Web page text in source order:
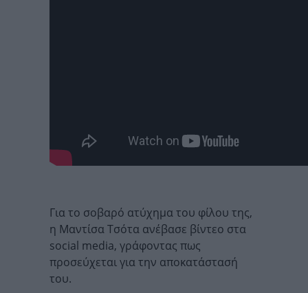
Για το σοβαρό ατύχημα του φίλου της,
η Μαντίσα Τσότα ανέβασε βίντεο στα
social media, γράφοντας πως
προσεύχεται για την αποκατάστασή
του.